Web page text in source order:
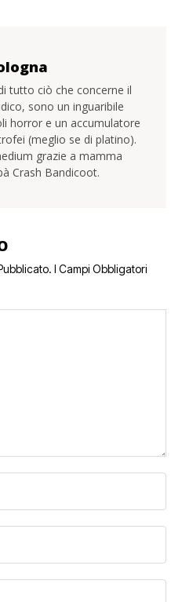
tutto ciò che concerne il
sono un inguaribile
horror e un accumulatore
(meglio se di platino).
grazie a mamma
Crash Bandicoot.
I Campi Obbligatori